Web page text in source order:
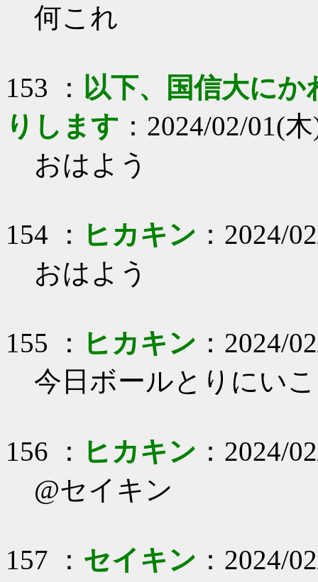
何これ
153 ： 以下、国信大に
りします ：2024/02/01(
おはよう
154 ： ヒカキン ：2024/
おはよう
155 ： ヒカキン ：2024/
今日ボールとりにいこ
156 ： ヒカキン ：2024/
@セイキン
157 ： セイキン ：2024/